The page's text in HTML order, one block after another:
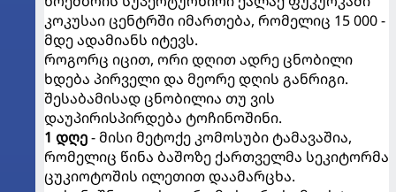
კოკუსაი ცენტრში იმართება, რომელიც 15 000 -
მდე ადამიანს იტევს.
როგორც იცით, ორი დღით ადრე ცნობილი
ხდება პირველი და მეორე დღის განრიგი.
შესაბამისად ცნობილია თუ ვის
დაუპირისპირდება ტოჩინოშინი.
1 დღე- მისი მეტოქე კომოსუბი ტამავაშია,
რომელიც წინა ბაშოზე ქართველმა სეკიტორმა
ცუკიოტოშის ილეთით დაამარცხა.